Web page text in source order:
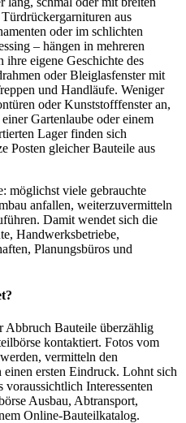
aus
oder im schlichten
– hängen in mehreren
ihre eigene Geschichte des
oder Bleiglasfenster mit
und Handläufe. Weniger
oder Kunststofffenster an,
Gartenlaube oder einem
Lager finden sich
Posten gleicher Bauteile aus
möglichst viele gebrauchte
anfallen, weiterzuvermitteln
Damit wendet sich die
Handwerksbetriebe,
Planungsbüros und
Abbruch Bauteile überzählig
kontaktiert. Fotos vom
vermitteln den
ersten Eindruck. Lohnt sich
Interessenten
Ausbau, Abtransport,
Online-Bauteilkatalog.